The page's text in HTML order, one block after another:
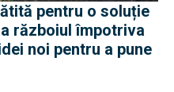
pentru o soluție
războiul împotriva
noi pentru a pune